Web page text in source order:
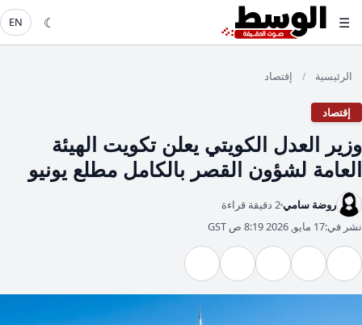
☰
☾
EN
الرئيسية / إقتصاد
إقتصاد
وزير العدل الكويتي يعلن تكويت الهيئة
العامة لشؤون القصر بالكامل مطلع يونيو
روضة سامي2 دقيقة قراءة
نشر في:17 مايو, 2026 8:19 ص GST